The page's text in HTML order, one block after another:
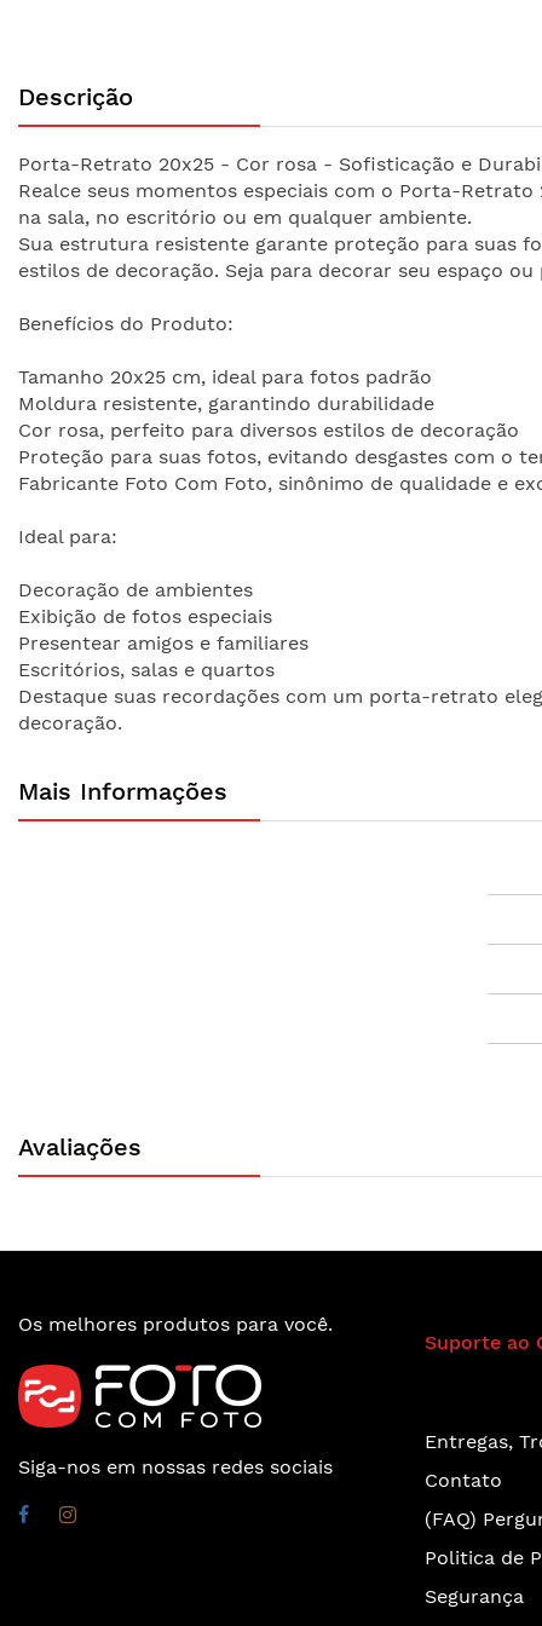
o
início
Galeria
de
imagens
Descrição
Porta-Retrato 20x25 - Cor rosa - Sofisticação e
Realce seus momentos especiais com o Porta-
na sala, no escritório ou em qualquer ambiente.
Sua estrutura resistente garante proteção para suas
estilos de decoração. Seja para decorar seu espaço
Benefícios do Produto:
Tamanho 20x25 cm, ideal para fotos padrão
Moldura resistente, garantindo durabilidade
Cor rosa, perfeito para diversos estilos de decoração
Proteção para suas fotos, evitando desgastes com o
Fabricante Foto Com Foto, sinônimo de qualidade e
Ideal para:
Decoração de ambientes
Exibição de fotos especiais
Presentear amigos e familiares
Escritórios, salas e quartos
Destaque suas recordações com um porta-retrato
decoração.
Mais Informações
Avaliações
Os melhores produtos para você.
Siga-nos em nossas redes sociais
Suporte ao
Entregas,
Contato
(FAQ)
Politica de
Segurança